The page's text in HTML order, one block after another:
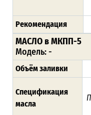
Рекомендация
МАСЛО в МКПП-5
Модель: -
Объём заливки
Спецификация
масла